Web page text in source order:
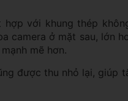
với khung thép
camera ở mặt sau, lớn
mẽ hơn.
được thu nhỏ lại, giúp